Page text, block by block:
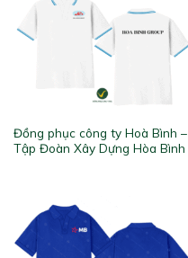
Đồng phục công ty Hoà Bình –
Tập Đoàn Xây Dựng Hòa Bình